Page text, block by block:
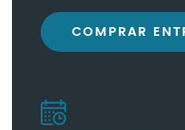
COMPRAR